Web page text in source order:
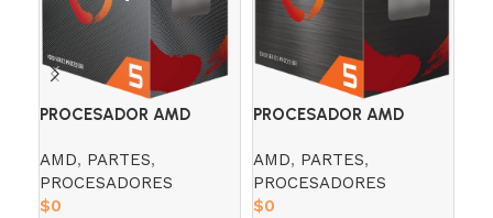
PROCESADOR AMD
RADEON 7
AMD, PARTES,
PROCESADORES
$0
PROCESADOR AMD
RADEON 7
AMD, PARTES,
PROCESADORES
$0